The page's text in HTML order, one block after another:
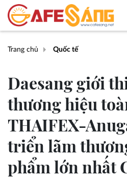
Trang chủ Quốc tế
Daesang giới
thương hiệu
THAIFEX-
triển lãm
phẩm lớn nhất